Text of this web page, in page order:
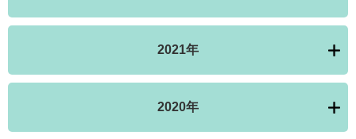
2021年
2020年